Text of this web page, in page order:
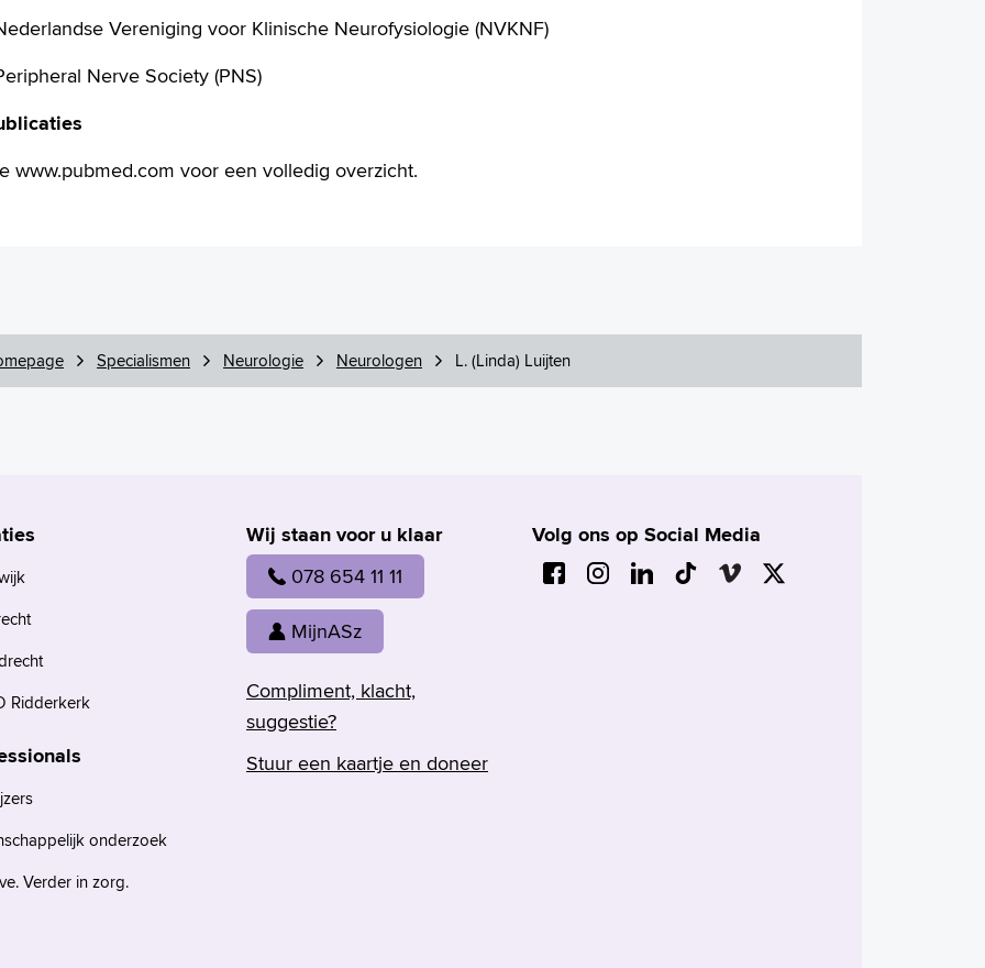
Vereniging voor Klinische Neurofysiologie (NVKNF)
Nerve Society (PNS)
www.pubmed.com voor een volledig overzicht.
Specialismen Neurologie Neurologen L. (Linda) Luijten
Wij staan voor u klaar
078 654 11 11
MijnASz
Compliment, klacht,
suggestie?
Stuur een kaartje en doneer
Volg ons op Social Media
Ridderkerk
onderzoek
Verder in zorg.